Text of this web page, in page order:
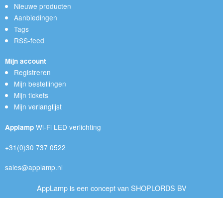
Nieuwe producten
Aanbiedingen
Tags
RSS-feed
Mijn account
Registreren
Mijn bestellingen
Mijn tickets
Mijn verlanglijst
Applamp Wi-Fi LED verlichting
+31(0)30 737 0522
sales@applamp.nl
AppLamp is een concept van SHOPLORDS BV